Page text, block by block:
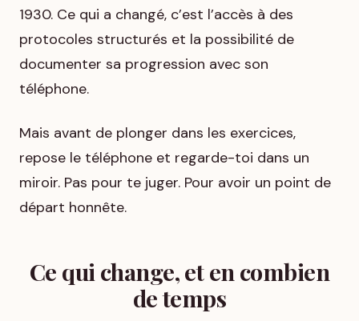
1930. Ce qui a changé, c’est l’accès à des
protocoles structurés et la possibilité de
documenter sa progression avec son
téléphone.
Mais avant de plonger dans les exercices,
repose le téléphone et regarde-toi dans un
miroir. Pas pour te juger. Pour avoir un point de
départ honnête.
Ce qui change, et en combien
de temps